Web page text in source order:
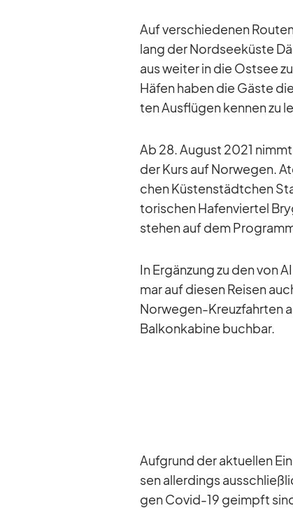
Auf ver­schie­de­nen
lang der Nord­see­küste
aus wei­ter in die Ost­see
Hä­fen ha­ben die Gäste
ten Aus­flü­gen ken­nen zu
Ab 28. Au­gust 2021
der Kurs auf Nor­we­gen.
chen Küs­ten­städt­chen
to­ri­schen Ha­fen­vier­tel
ste­hen auf dem
In Er­gän­zung zu den von
mar auf die­sen Rei­sen
Nor­we­gen-Kreuz­fahr­ten
Bal­kon­ka­bine buch­bar.
Auf­grund der ak­tu­el­len
sen al­ler­dings
gen Co­vid-19 ge­impft